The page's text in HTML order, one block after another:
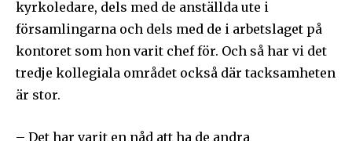
kyrkoledare, dels med de anställda ute i
församlingarna och dels med de i arbetslaget på
kontoret som hon varit chef för. Och så har vi det
tredje kollegiala området också där tacksamheten
är stor.
– Det har varit en nåd att ha de andra